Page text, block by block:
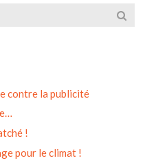
contre la publicité
!
pour le climat !